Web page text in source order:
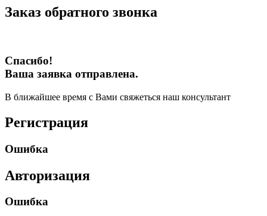
Заказ обратного звонка
Спасибо!
Ваша заявка отправлена.
В ближайшее время с Вами свяжеться наш консультант
Регистрация
Ошибка
Авторизация
Ошибка